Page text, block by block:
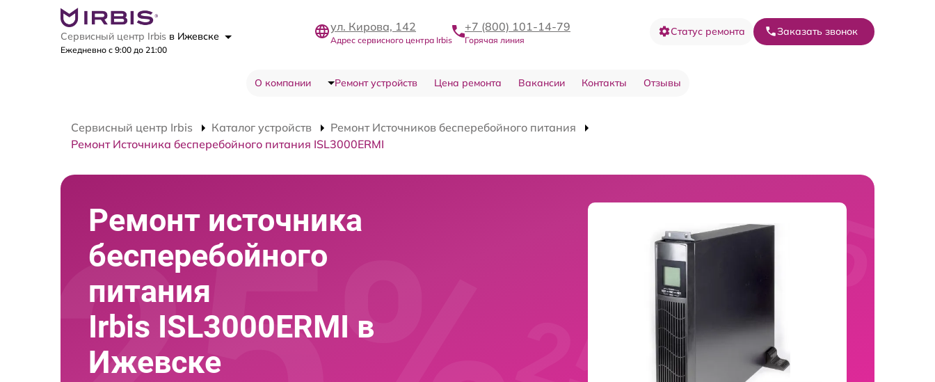
Сервисный центр Irbis в Ижевске
Ежедневно с 9:00 до 21:00
ул. Кирова, 142
Адрес сервисного центра Irbis
+7 (800) 101-14-79
Горячая линия
Статус ремонта Заказать звонок
О компании Ремонт устройств Цена ремонта Вакансии Контакты Отзывы
Сервисный центр Irbis Каталог устройств
Ремонт Источников бесперебойного питания
Ремонт Источника бесперебойного питания ISL3000ERMI
Ремонт источника
бесперебойного
питания
Irbis ISL3000ERMI в
Ижевске